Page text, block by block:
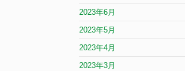
2023年6月
2023年5月
2023年4月
2023年3月